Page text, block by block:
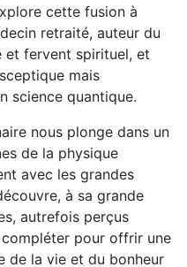
cette fusion à
retraité, auteur du
et fervent spirituel, et
mais
science quantique.
nous plonge dans un
de la physique
avec les grandes
à sa grande
autrefois perçus
pour offrir une
de la vie et du bonheur